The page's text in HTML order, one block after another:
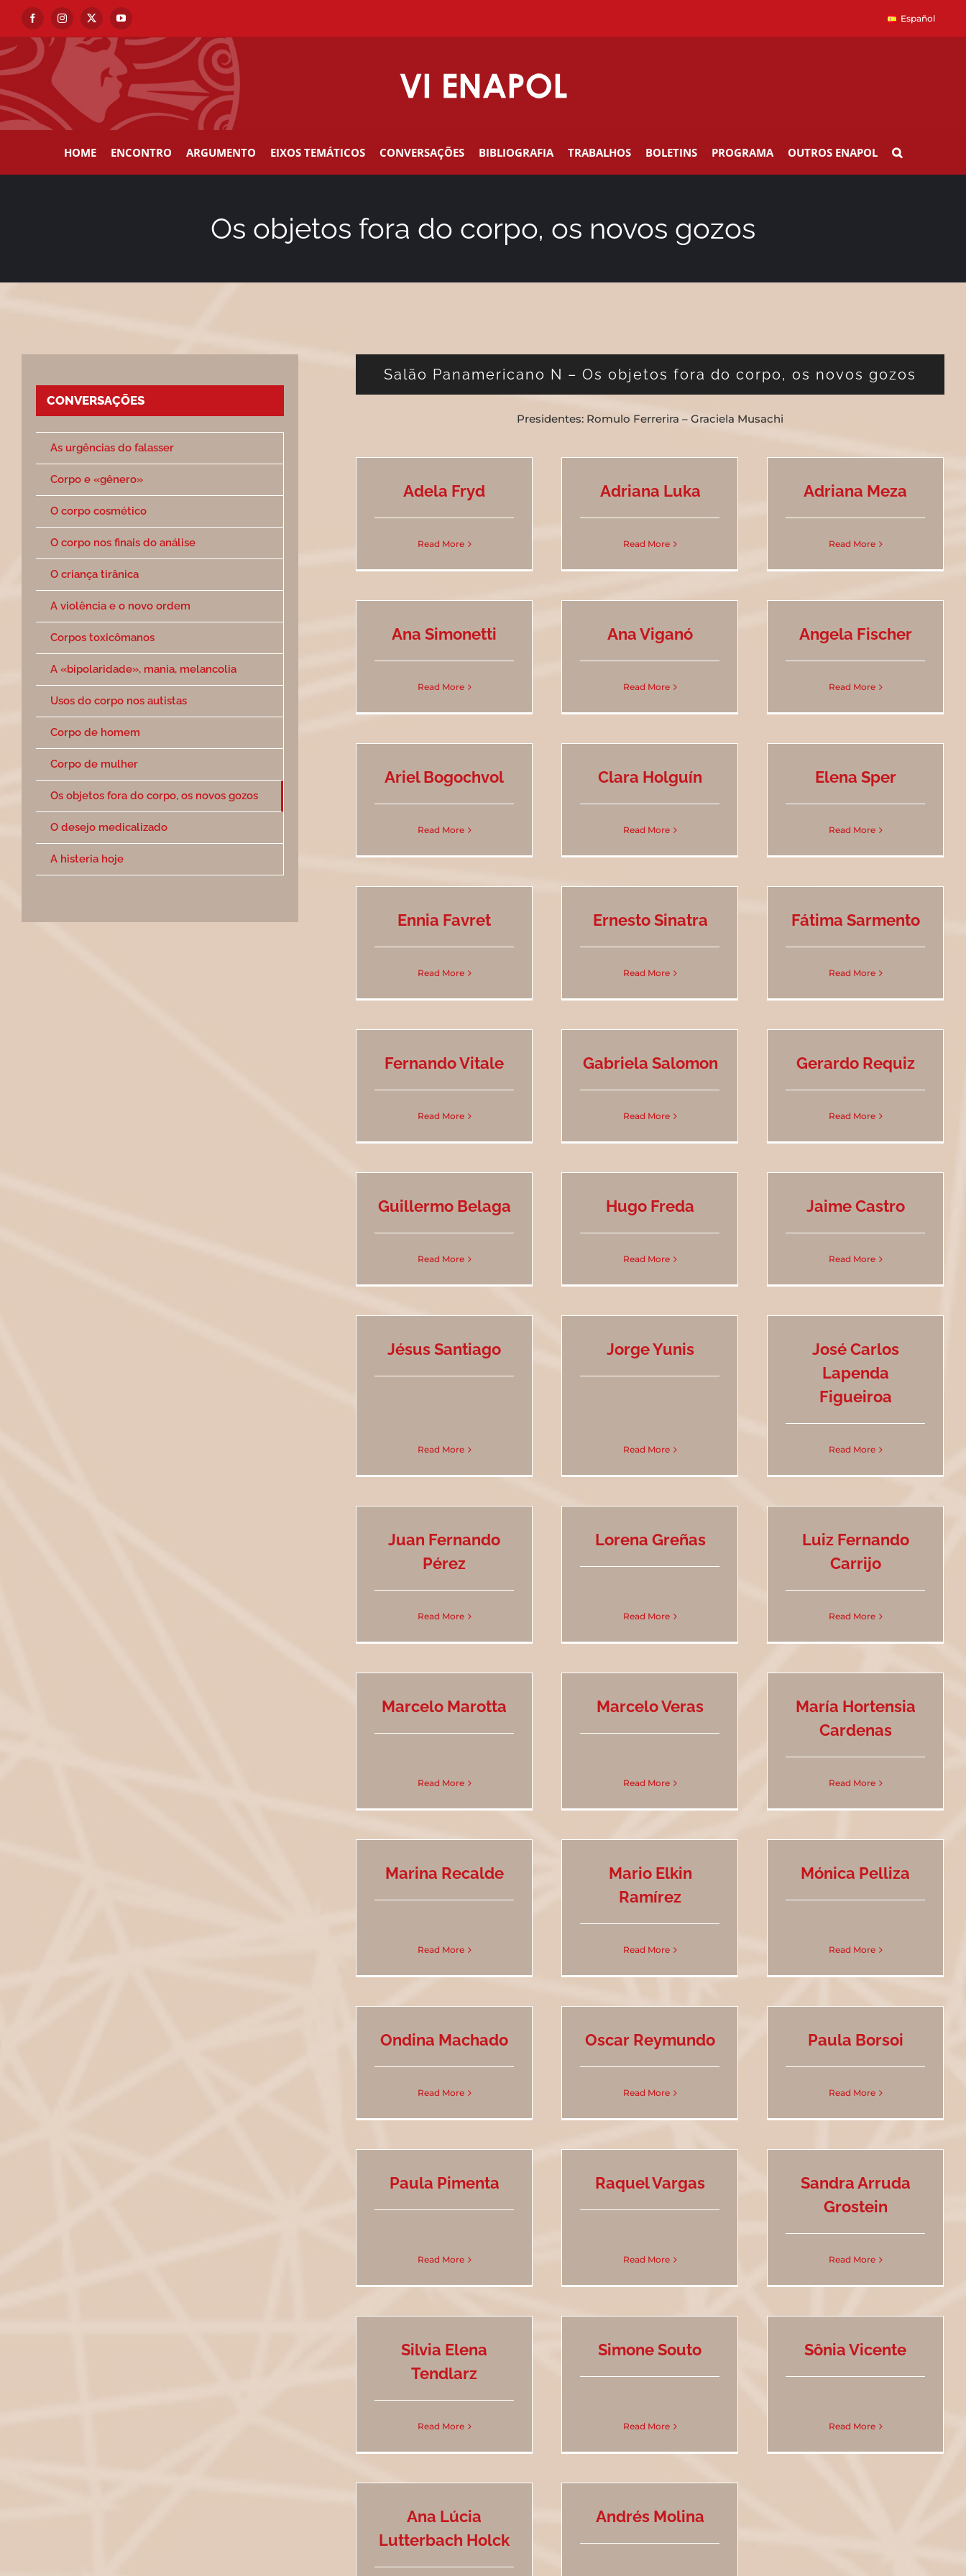
content
FacebookInstagram
X YouTube Español
HOME ENCONTRO ARGUMENTO EIXOS TEMÁTICOS CONVERSAÇÕES BIBLIOGRAFIA TRABALHOS BOLETINS PROGRAMA OUTROS ENAPOL
Os objetos fora do corpo, os novos gozos
Salão Panamericano N – Os objetos fora do corpo, os novos gozos
Presidentes: Romulo Ferrerira – Graciela Musachi
Adela Fryd
Read More
Adriana Luka
Read More
Adriana Meza
Read More
Ana Simonetti
Read More
Ana Viganó
Read More
Angela Fischer
Read More
Ariel Bogochvol
Read More
Clara Holguín
Read More
Elena Sper
Read More
Ennia Favret
Read More
Ernesto Sinatra
Read More
Fátima Sarmento
Read More
Fernando Vitale
Read More
Gabriela Salomon
Read More
Gerardo Requiz
Read More
Guillermo Belaga
Read More
Hugo Freda
Read More
Jaime Castro
Read More
Jésus Santiago
Read More
Jorge Yunis
Read More
José Carlos
Lapenda
Figueiroa
Read More
Juan Fernando
Pérez
Read More
Lorena Greñas
Read More
Luiz Fernando
Carrijo
Read More
Marcelo Marotta
Read More
Marcelo Veras
Read More
María Hortensia
Cardenas
Read More
Marina Recalde
Read More
Mario Elkin
Ramírez
Read More
Mónica Pelliza
Read More
Ondina Machado
Read More
Oscar Reymundo
Read More
Paula Borsoi
Read More
Paula Pimenta
Read More
Raquel Vargas
Read More
Sandra Arruda
Grostein
Read More
Silvia Elena
Tendlarz
Read More
Simone Souto
Read More
Sônia Vicente
Read More
Ana Lúcia
Lutterbach Holck
Andrés Molina
CONVERSAÇÕES
As urgências do falasser
Corpo e «gênero»
O corpo cosmético
O corpo nos finais do análise
O criança tirânica
A violência e o novo ordem
Corpos toxicômanos
A «bipolaridade», mania, melancolia
Usos do corpo nos autistas
Corpo de homem
Corpo de mulher
Os objetos fora do corpo, os novos gozos
O desejo medicalizado
A histeria hoje